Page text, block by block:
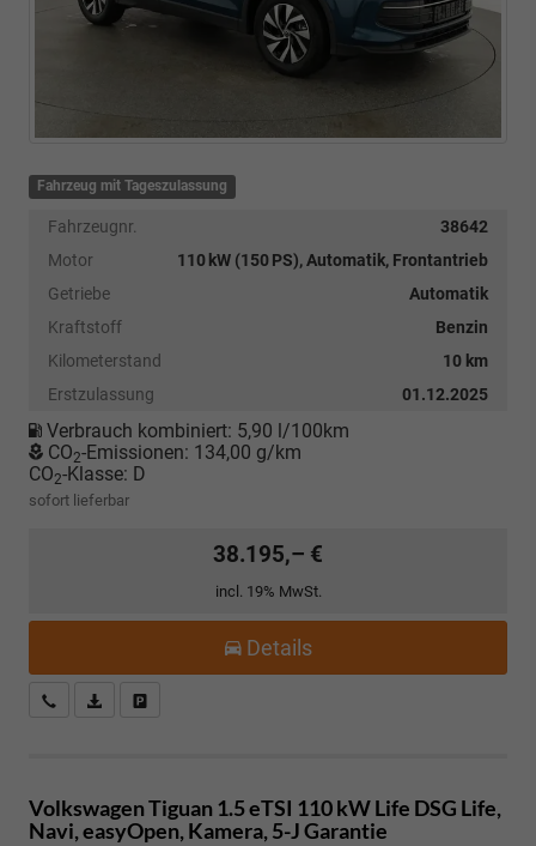
Fahrzeug mit Tageszulassung
Fahrzeugnr.
38642
Motor
110 kW (150 PS), Automatik, Frontantrieb
Getriebe
Automatik
Kraftstoff
Benzin
Kilometerstand
10 km
Erstzulassung
01.12.2025
Verbrauch kombiniert: 5,90 l/100km
CO2-Emissionen: 134,00 g/km
CO2-Klasse: D
sofort lieferbar
38.195,– €
incl. 19% MwSt.
Details
Kostenloser Rückruf-Service
PDF-Datei, Fahrzeugexposé drucken
Volkswagen Tiguan1.5 eTSI 110 kW Life DSG Life,
Navi, easyOpen, Kamera, 5-J Garantie